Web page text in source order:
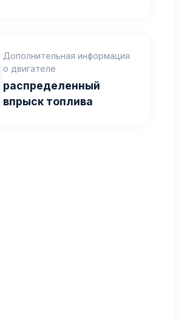
Дополнительная информация
о двигателе
распределенный
впрыск топлива